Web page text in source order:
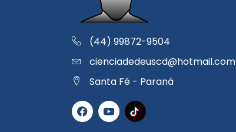
(44) 99872-9504
cienciadedeuscd@hotmail.com
Santa Fé - Paraná